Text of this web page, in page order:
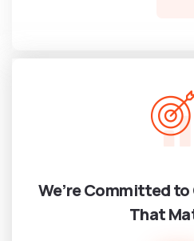
We’re Committed
That